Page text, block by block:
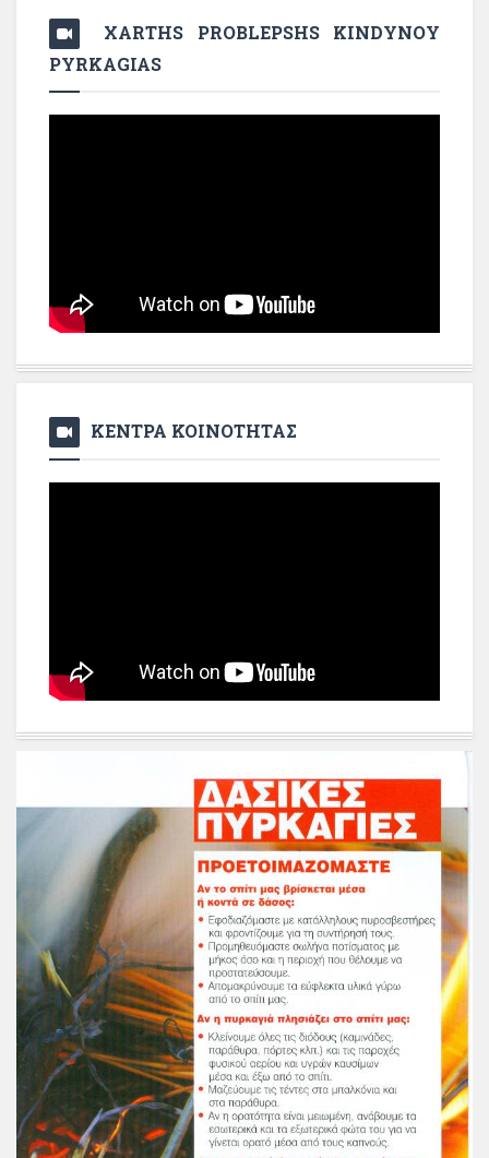
XARTHS PROBLEPSHS KINDYNOY
PYRKAGIAS
ΚΕΝΤΡΑ ΚΟΙΝΟΤΗΤΑΣ